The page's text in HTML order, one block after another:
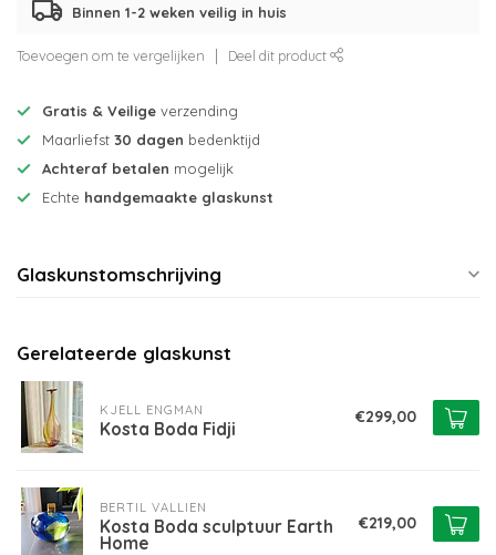
Binnen 1-2 weken veilig in huis
Toevoegen om te vergelijken Deel dit product
Gratis & Veilige verzending
Maarliefst 30 dagen bedenktijd
Achteraf betalen mogelijk
Echte handgemaakte glaskunst
Glaskunstomschrijving
Gerelateerde glaskunst
KJELL ENGMAN
Kosta Boda Fidji
€299,00
BERTIL VALLIEN
Kosta Boda sculptuur Earth
Home
€219,00